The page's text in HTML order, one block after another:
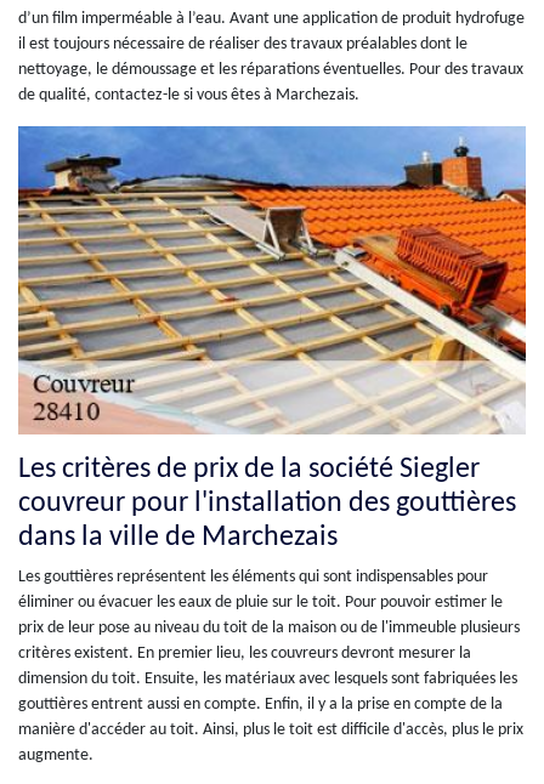
d’un film imperméable à l’eau. Avant une application de produit hydrofuge
il est toujours nécessaire de réaliser des travaux préalables dont le
nettoyage, le démoussage et les réparations éventuelles. Pour des travaux
de qualité, contactez-le si vous êtes à Marchezais.
Les critères de prix de la société Siegler
couvreur pour l'installation des gouttières
dans la ville de Marchezais
Les gouttières représentent les éléments qui sont indispensables pour
éliminer ou évacuer les eaux de pluie sur le toit. Pour pouvoir estimer le
prix de leur pose au niveau du toit de la maison ou de l'immeuble plusieurs
critères existent. En premier lieu, les couvreurs devront mesurer la
dimension du toit. Ensuite, les matériaux avec lesquels sont fabriquées les
gouttières entrent aussi en compte. Enfin, il y a la prise en compte de la
manière d'accéder au toit. Ainsi, plus le toit est difficile d'accès, plus le prix
augmente.